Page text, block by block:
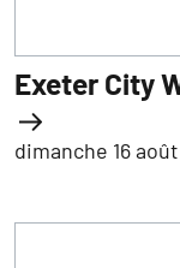
Exeter City
dimanche 16